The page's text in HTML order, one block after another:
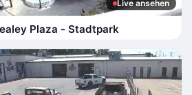
Live ansehen
Plaza - Stadtpark